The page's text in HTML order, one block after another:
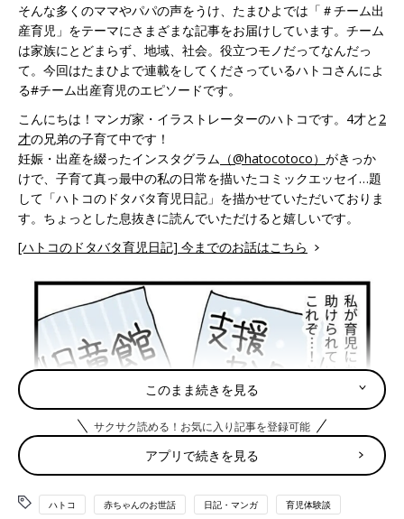
そんな多くのママやパパの声をうけ、たまひよでは「＃チーム出
産育児」をテーマにさまざまな記事をお届けしています。チーム
は家族にとどまらず、地域、社会。役立つモノだってなんだっ
て。今回はたまひよで連載をしてくださっているハトコさんによ
る#チーム出産育児のエピソードです。
こんにちは！マンガ家・イラストレーターのハトコです。4才と 2
才の兄弟の子育て中です！
妊娠・出産を綴ったインスタグラム （@hatocotoco） がきっか
けで、子育て真っ最中の私の日常を描いたコミックエッセイ…題
して「ハトコのドタバタ育児日記」を描かせていただいておりま
す。ちょっとした息抜きに読んでいただけると嬉しいです。
[ハトコのドタバタ育児日記] 今までのお話はこちら
このまま続きを見る
サクサク読める！お気に入り記事を登録可能
アプリで続きを見る
ハトコ 赤ちゃんのお世話 日記・マンガ 育児体験談